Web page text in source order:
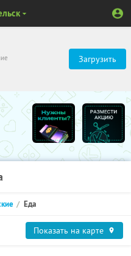
Загрузить
Еда
Показать на карте